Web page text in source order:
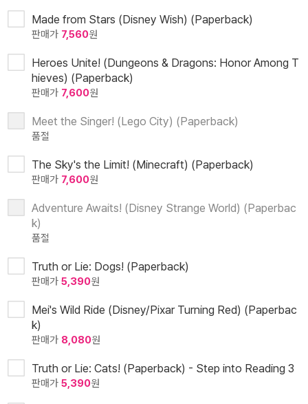
Made from Stars (Disney Wish) (Paperback)
판매가 7,560원
Heroes Unite! (Dungeons & Dragons: Honor Among T
hieves) (Paperback)
판매가 7,600원
Meet the Singer! (Lego City) (Paperback)
품절
The Sky's the Limit! (Minecraft) (Paperback)
판매가 7,600원
Adventure Awaits! (Disney Strange World) (Paperbac
k)
품절
Truth or Lie: Dogs! (Paperback)
판매가 5,390원
Mei's Wild Ride (Disney/Pixar Turning Red) (Paperbac
k)
판매가 8,080원
Truth or Lie: Cats! (Paperback) - Step into Reading 3
판매가 5,390원